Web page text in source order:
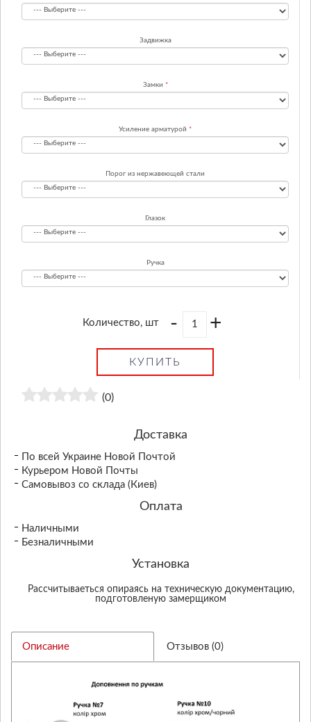
Задвижка
Замки
Усиление арматурой
Порог из нержавеющей стали
Глазок
Ручка
Количество, шт - +
КУПИТЬ
(0)
Доставка
По всей Украине Новой Почтой
Курьером Новой Почты
Самовывоз со склада (Киев)
Оплата
Наличными
Безналичными
Установка
Рассчитываеться опираясь на техническую документацию,
подготовленую замерщиком
Описание Отзывов (0)